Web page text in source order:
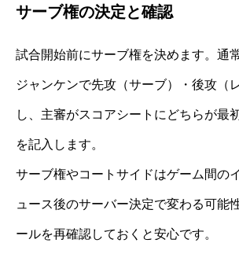
サーブ権の決定と確認
試合開始前にサーブ権を決めます。通
ジャンケンで先攻（サーブ）・後攻（
し、主審がスコアシートにどちらが最
を記入します。
サーブ権やコートサイドはゲーム間の
ュース後のサーバー決定で変わる可能
ールを再確認しておくと安心です。